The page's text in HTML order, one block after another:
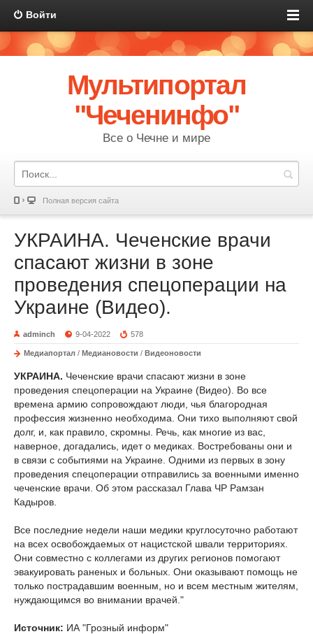
Войти
Мультипортал
"Чеченинфо"
Все о Чечне и мире
Полная версия сайта
УКРАИНА. Чеченские врачи
спасают жизни в зоне
проведения спецоперации на
Украине (Видео).
adminch 9-04-2022 578
Медиапортал / Медиановости / Видеоновости
УКРАИНА. Чеченские врачи спасают жизни в зоне
проведения спецоперации на Украине (Видео). Во все
времена армию сопровождают люди, чья благородная
профессия жизненно необходима. Они тихо выполняют свой
долг, и, как правило, скромны. Речь, как многие из вас,
наверное, догадались, идет о медиках. Востребованы они и
в связи с событиями на Украине. Одними из первых в зону
проведения спецоперации отправились за военными именно
чеченские врачи. Об этом рассказал Глава ЧР Рамзан
Кадыров.
Все последние недели наши медики круглосуточно работают
на всех освобождаемых от нацистской швали территориях.
Они совместно с коллегами из других регионов помогают
эвакуировать раненых и больных. Они оказывают помощь не
только пострадавшим военным, но и всем местным жителям,
нуждающимся во внимании врачей."
Источник: ИА "Грозный информ"